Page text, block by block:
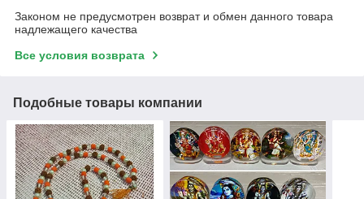
Законом не предусмотрен возврат и обмен данного товара
надлежащего качества
Все условия возврата
Подобные товары компании